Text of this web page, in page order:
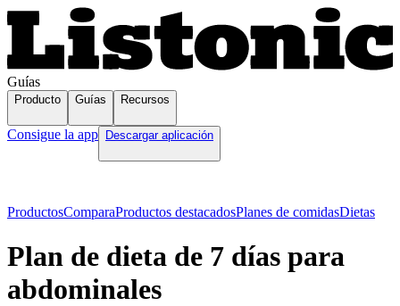
Guías
Producto Guías Recursos
Consigue la app Descargar aplicación
ProductosComparaProductos destacadosPlanes de comidasDietas
Plan de dieta de 7 días para
abdominales